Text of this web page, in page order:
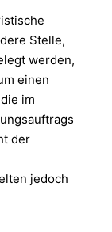
Stelle,
werden,
einen
im
der
jedoch